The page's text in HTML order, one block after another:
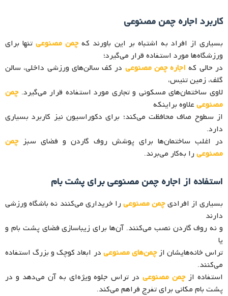
کاربرد اجاره چمن مصنوعی
بسیاری از افراد به اشتباه بر این باورند کهچمن مصنوعیتنها برای
ورزشگاه‌ها مورد استفاده قرار می‌گیرد؛
در حالی که اجاره چمن مصنوعی در کف سالن‌های ورزشی داخلی، سالن
گلف، زمین تنیس،
لاوی ساختمان‌های مسکونی و تجاری مورد استفاده قرار می‌گیرد.چمن
مصنوعیعلاوه براینکه
از سطوح صاف محافظت می‌کند؛ برای دکوراسیون نیز کاربرد بسیاری
دارد.
در اغلب ساختمان‌ها برای پوشش روف گاردن و فضای سبزچمن
مصنوعی را به‌کار می‌برند.
استفاده از اجاره چمن مصنوعی برای پشت بام
بسیاری از افرادیچمن مصنوعیرا خریداری می‌کنند نه باشگاه ورزشی
دارند
و نه روف گاردن نصب می‌کنند. آن‌ها برای زیباسازی فضای پشت بام و
یا
تراس خانه‌هایشان ازچمن‌های مصنوعی در ابعاد کوچک و بزرگ استفاده
می‌کنند.
استفاده ازچمن مصنوعیدر تراس جلوه ویژه‌ای به آن می‌دهد و در
پشت بام مکانی برای تفرج فراهم می‌کند.